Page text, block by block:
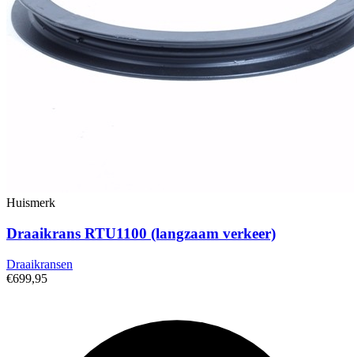
Huismerk
Draaikrans RTU1100 (langzaam verkeer)
Draaikransen
€699,95